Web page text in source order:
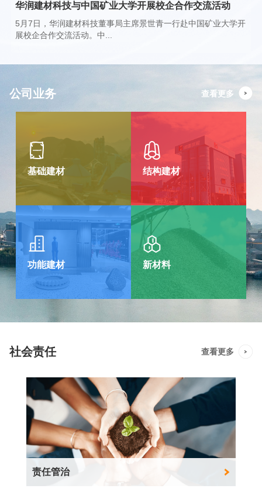
华润建材科技与中国矿业大学开展校企合作交流活动
5月7日，华润建材科技董事局主席景世青一行赴中国矿业大学开
展校企合作交流活动。中...
公司业务 查看更多
基础建材 结构建材
功能建材 新材料
社会责任 查看更多
责任管治